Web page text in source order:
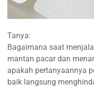
Tanya:
Bagaimana saat
mantan pacar dan
apakah pertanyaannya
baik langsung